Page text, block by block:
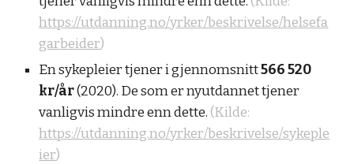
https://utdanning.no/yrker/beskrivelse/helsefa
garbeider)
En sykepleier tjener i gjennomsnitt566 520
kr/år(2020). De som er nyutdannet tjener
vanligvis mindre enn dette. (Kilde:
https://utdanning.no/yrker/beskrivelse/sykeple
ier)